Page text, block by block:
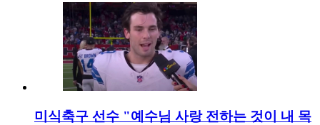
미식축구 선수 "예수님 사랑 전하는 것이 내 목